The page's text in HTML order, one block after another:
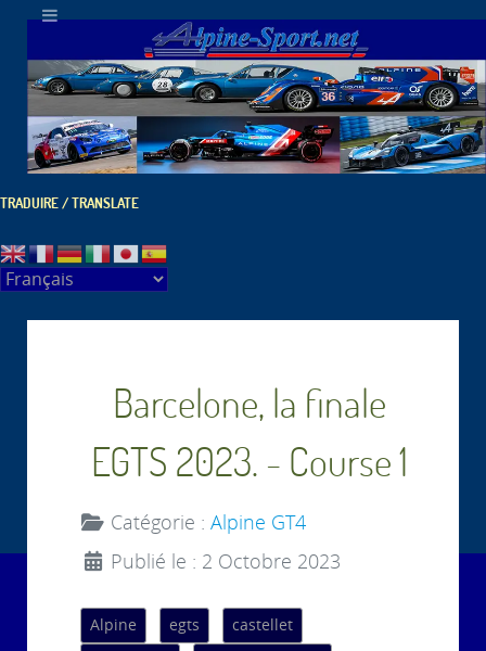
TRADUIRE / TRANSLATE
Barcelone, la finale
EGTS 2023. - Course 1
Catégorie : Alpine GT4
Publié le : 2 Octobre 2023
Alpine egts
castellet